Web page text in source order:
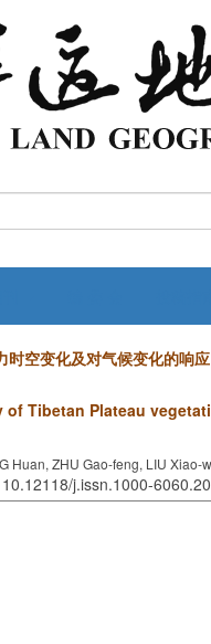
时空变化及对气候变化的响应
Tibetan Plateau
Huan, ZHU Gao-feng, LIU Xiao-
j.issn.1000-